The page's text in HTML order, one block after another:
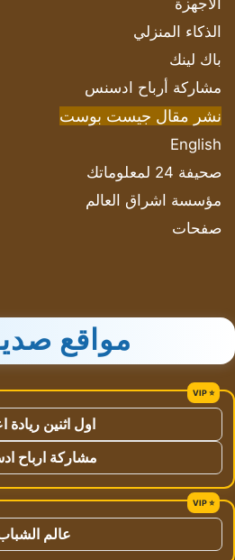
الأجهزة
الذكاء المنزلي
باك لينك
مشاركة أرباح ادسنس
نشر مقال جيست بوست
English
صحيفة 24 لمعلوماتك
مؤسسة اشراق العالم
صفحات
مواقع
اول اثنين ريادة
مشاركة ارباح
عالم